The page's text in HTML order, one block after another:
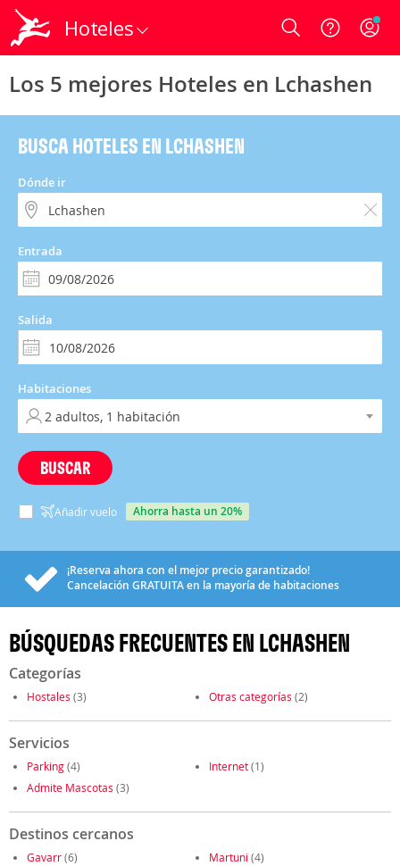
Hoteles Login
Los 5 mejores Hoteles en Lchashen
BUSCA HOTELES EN LCHASHEN
Dónde ir
Entrada
Salida
Habitaciones
BUSCAR
Añadir vuelo ahorra hasta un 20%
¡Reserva ahora con el mejor precio garantizado!
Cancelación GRATUITAen la mayoría de habitaciones
BÚSQUEDAS FRECUENTES EN LCHASHEN
Categorías
Hostales (3) Otras categorías (2)
Servicios
Parking(4) Internet(1)
Admite Mascotas (3)
Destinos cercanos
Gavarr(6) Martuni (4)